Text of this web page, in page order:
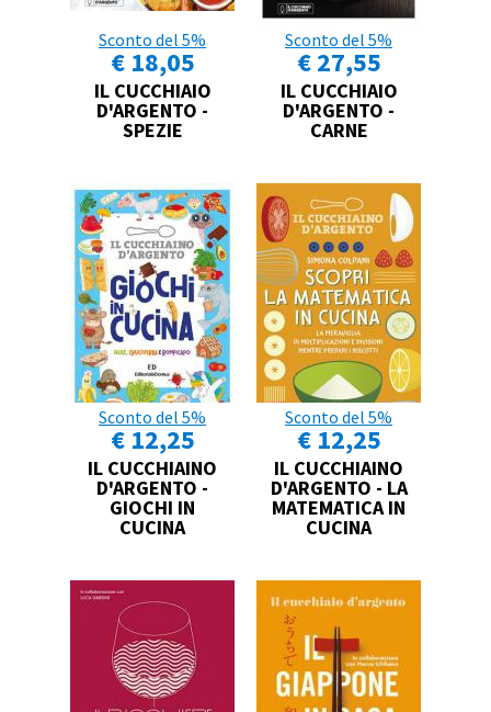
Sconto del 5%
€ 18,05
IL CUCCHIAIO
D'ARGENTO -
SPEZIE
Sconto del 5%
€ 27,55
IL CUCCHIAIO
D'ARGENTO -
CARNE
Sconto del 5%
€ 12,25
IL CUCCHIAINO
D'ARGENTO -
GIOCHI IN
CUCINA
Sconto del 5%
€ 12,25
IL CUCCHIAINO
D'ARGENTO - LA
MATEMATICA IN
CUCINA